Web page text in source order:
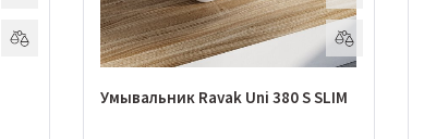
Умывальник Ravak Uni 380 S SLIM